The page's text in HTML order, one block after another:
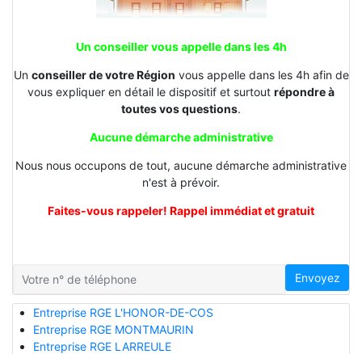
Un conseiller vous appelle dans les 4h
Un conseiller de votre Région vous appelle dans les 4h afin de
vous expliquer en détail le dispositif et surtout répondre à
toutes vos questions.
Aucune démarche administrative
Nous nous occupons de tout, aucune démarche administrative
n'est à prévoir.
Faites-vous rappeler! Rappel immédiat et gratuit
Envoyez
Entreprise RGE L'HONOR-DE-COS
Entreprise RGE MONTMAURIN
Entreprise RGE LARREULE